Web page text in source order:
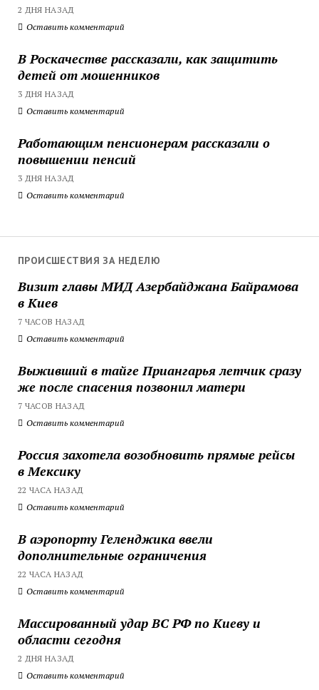
2 ДНЯ НАЗАД
Оставить комментарий
В Роскачестве рассказали, как защитить
детей от мошенников
3 ДНЯ НАЗАД
Оставить комментарий
Работающим пенсионерам рассказали о
повышении пенсий
3 ДНЯ НАЗАД
Оставить комментарий
ПРОИСШЕСТВИЯ ЗА НЕДЕЛЮ
Визит главы МИД Азербайджана Байрамова
в Киев
7 ЧАСОВ НАЗАД
Оставить комментарий
Выживший в тайге Приангарья летчик сразу
же после спасения позвонил матери
7 ЧАСОВ НАЗАД
Оставить комментарий
Россия захотела возобновить прямые рейсы
в Мексику
22 ЧАСА НАЗАД
Оставить комментарий
В аэропорту Геленджика ввели
дополнительные ограничения
22 ЧАСА НАЗАД
Оставить комментарий
Массированный удар ВС РФ по Киеву и
области сегодня
2 ДНЯ НАЗАД
Оставить комментарий